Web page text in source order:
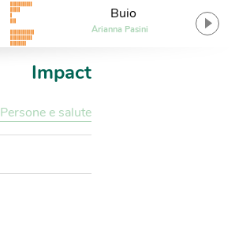
Buio
Arianna Pasini
Impact
Persone e salute